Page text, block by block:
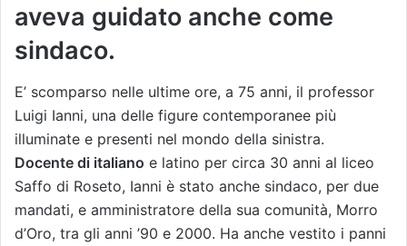
aveva guidato anche come
sindaco.
E’ scomparso nelle ultime ore, a 75 anni, il professor
Luigi Ianni, una delle figure contemporanee più
illuminate e presenti nel mondo della sinistra.
Docente di italiano e latino per circa 30 anni al liceo
Saffo di Roseto, Ianni è stato anche sindaco, per due
mandati, e amministratore della sua comunità, Morro
d’Oro, tra gli anni ’90 e 2000. Ha anche vestito i panni